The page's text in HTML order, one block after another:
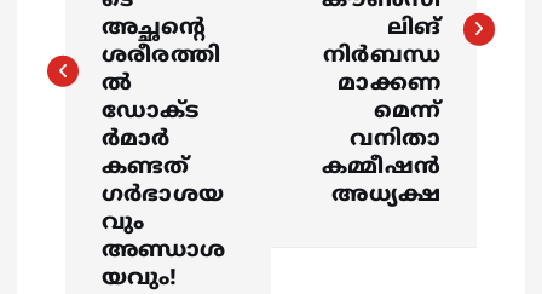
n
അച്ഛന്‍റെ
ശരീരത്തി
ൽ
ഡോക്ട
ര്‍മാര്‍
കണ്ടത്
ഗർഭാശയ
വും
അണ്ഡാശ
യവും!
ലിങ്
നിര്‍ബന്ധ
മാക്കണ
മെന്ന്
വനിതാ
കമ്മീഷന്‍
അധ്യക്ഷ